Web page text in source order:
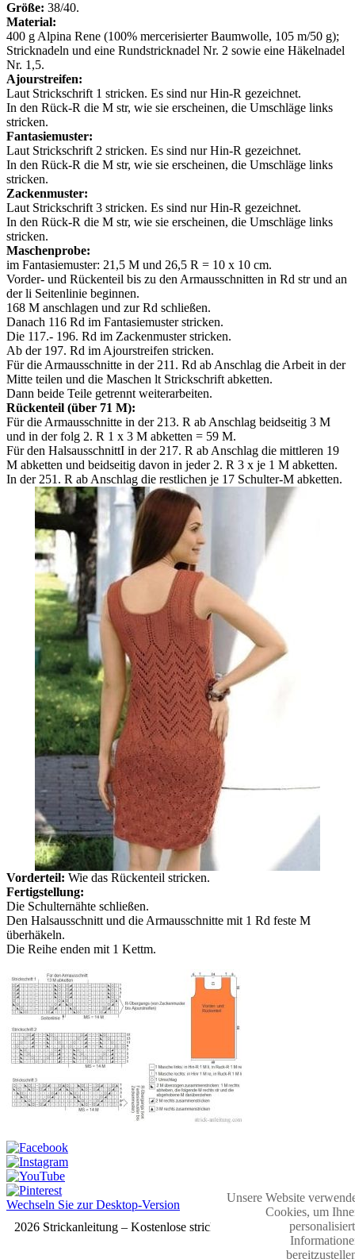
Größe: 38/40.
Material:
400 g Alpina Rene (100% mercerisierter Baumwolle, 105 m/50 g);
Stricknadeln und eine Rundstricknadel Nr. 2 sowie eine Häkelnadel
Nr. 1,5.
Ajourstreifen:
Laut Strickschrift 1 stricken. Es sind nur Hin-R gezeichnet.
In den Rück-R die M str, wie sie erscheinen, die Umschläge links
stricken.
Fantasiemuster:
Laut Strickschrift 2 stricken. Es sind nur Hin-R gezeichnet.
In den Rück-R die M str, wie sie erscheinen, die Umschläge links
stricken.
Zackenmuster:
Laut Strickschrift 3 stricken. Es sind nur Hin-R gezeichnet.
In den Rück-R die M str, wie sie erscheinen, die Umschläge links
stricken.
Maschenprobe:
im Fantasiemuster: 21,5 M und 26,5 R = 10 x 10 cm.
Vorder- und Rückenteil bis zu den Armausschnitten in Rd str und an
der li Seitenlinie beginnen.
168 M anschlagen und zur Rd schließen.
Danach 116 Rd im Fantasiemuster stricken.
Die 117.- 196. Rd im Zackenmuster stricken.
Ab der 197. Rd im Ajourstreifen stricken.
Für die Armausschnitte in der 211. Rd ab Anschlag die Arbeit in der
Mitte teilen und die Maschen lt Strickschrift abketten.
Dann beide Teile getrennt weiterarbeiten.
Rückenteil (über 71 M):
Für die Armausschnitte in der 213. R ab Anschlag beidseitig 3 M
und in der folg 2. R 1 x 3 M abketten = 59 M.
Für den HalsausschnittI in der 217. R ab Anschlag die mittleren 19
M abketten und beidseitig davon in jeder 2. R 3 x je 1 M abketten.
In der 251. R ab Anschlag die restlichen je 17 Schulter-M abketten.
Vorderteil: Wie das Rückenteil stricken.
Fertigstellung:
Die Schulternähte schließen.
Den Halsausschnitt und die Armausschnitte mit 1 Rd feste M
überhäkeln.
Die Reihe enden mit 1 Kettm.
Wechseln Sie zur Desktop-Version
2026 Strickanleitung – Kostenlose strickmuster
Unsere Website
Cookies, um